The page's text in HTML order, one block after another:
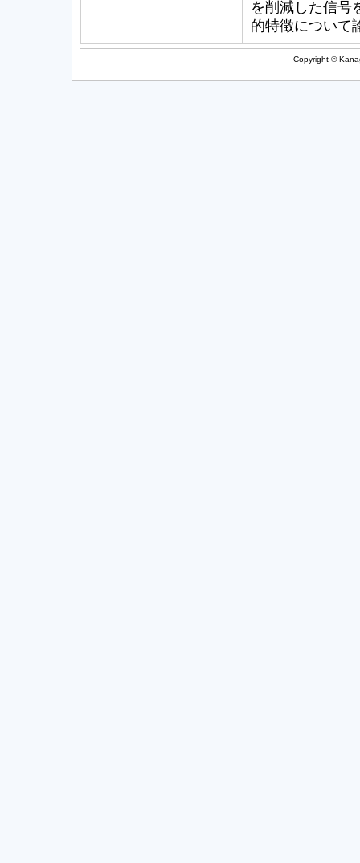
を削減した信号
的特徴について
Copyright ©